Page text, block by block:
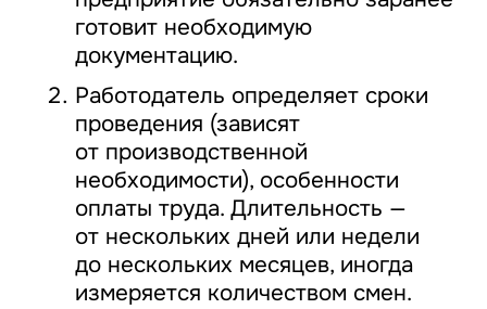
готовит необходимую
документацию.
Работодатель определяет сроки
проведения (зависят
от производственной
необходимости), особенности
оплаты труда. Длительность —
от нескольких дней или недели
до нескольких месяцев, иногда
измеряется количеством смен.